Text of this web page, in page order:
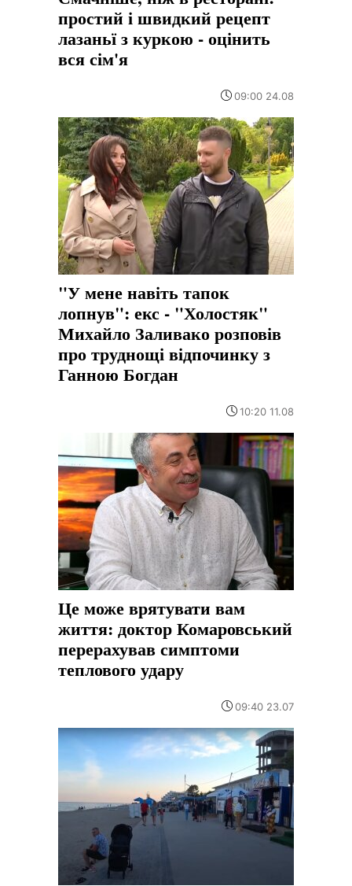
простий і швидкий рецепт
лазаньї з куркою - оцінить
вся сім'я
09:00 24.08
"У мене навіть тапок
лопнув": екс - "Холостяк"
Михайло Заливако розповів
про труднощі відпочинку з
Ганною Богдан
10:20 11.08
Це може врятувати вам
життя: доктор Комаровський
перерахував симптоми
теплового удару
09:40 23.07